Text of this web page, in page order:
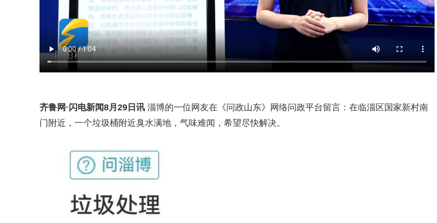
齐鲁网 ·闪电新闻8月29日讯 淄博的一位网友在《问政山东》网络问政平台留言：在临淄区国家新村南
门附近，一个垃圾桶附近臭水满地，气味难闻，希望尽快解决。